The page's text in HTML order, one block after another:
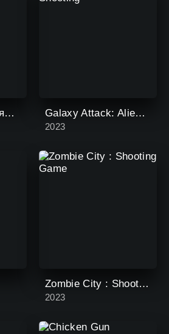
Gun strike: стрелялка fps Galaxy Attack: Alien Shooting
2023
Zombie City : Shooting Game
2023